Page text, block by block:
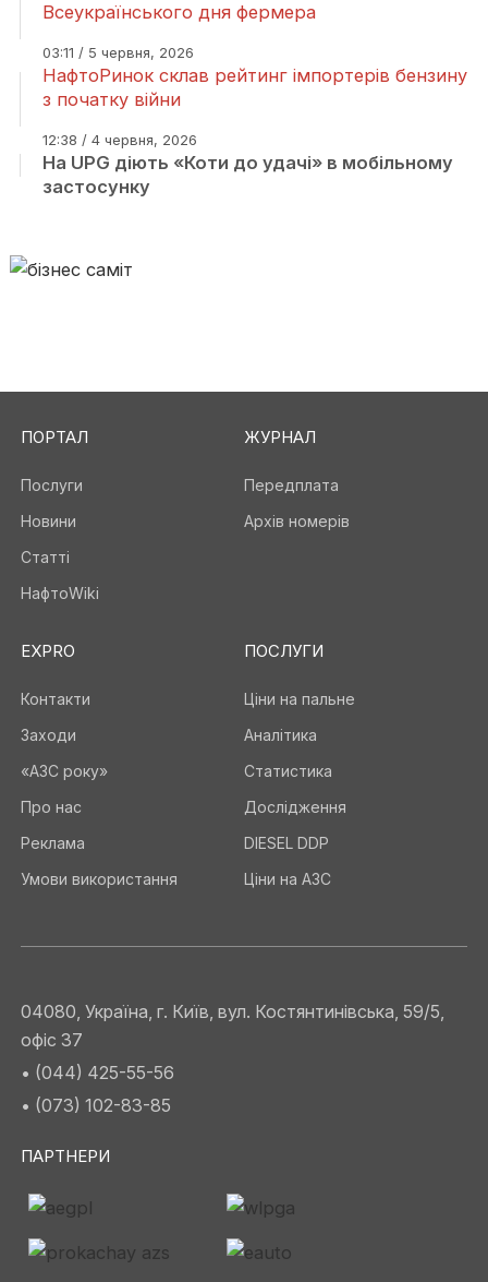
Всеукраїнського дня фермера
03:11 / 5 червня, 2026
НафтоРинок склав рейтинг імпортерів бензину
з початку війни
12:38 / 4 червня, 2026
На UPG діють «Коти до удачі» в мобільному
застосунку
ПОРТАЛ
Послуги
Новини
Статті
НафтоWiki
ЖУРНАЛ
Передплата
Архів номерів
EXPRO
Контакти
Заходи
«АЗС року»
Про нас
Реклама
Умови використання
ПОСЛУГИ
Ціни на пальне
Аналітика
Статистика
Дослідження
DIESEL DDP
Ціни на АЗС
04080, Україна, г. Київ, вул. Костянтинівська, 59/5,
офіс 37
• (044) 425-55-56
• (073) 102-83-85
ПАРТНЕРИ